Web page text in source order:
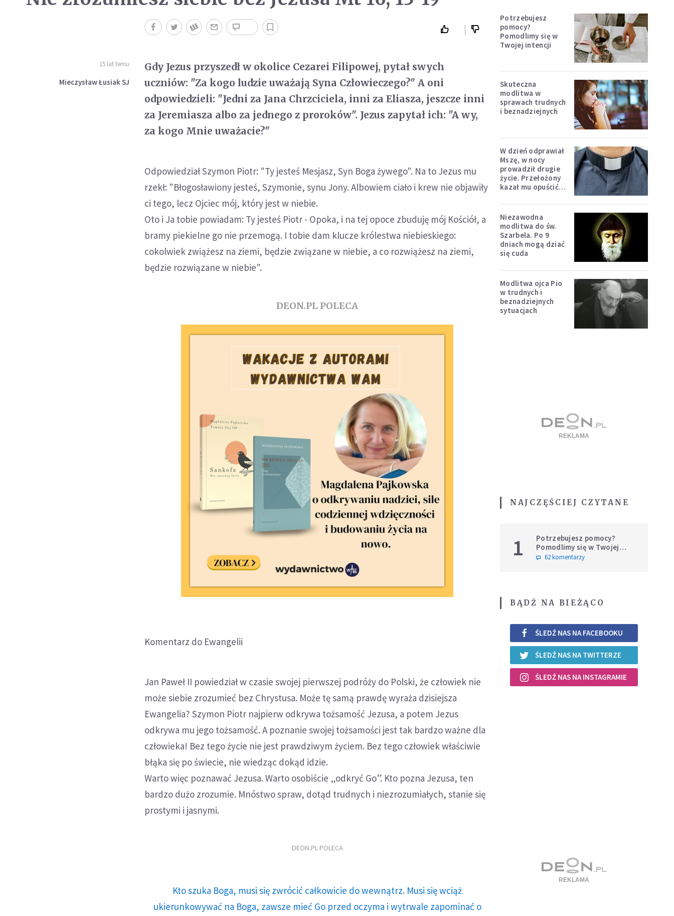
15 lat temu
Mieczysław Łusiak SJ
Gdy Jezus przyszedł w okolice Cezarei Filipowej, pytał swych
uczniów: "Za kogo ludzie uważają Syna Człowieczego?" A oni
odpowiedzieli: "Jedni za Jana Chrzciciela, inni za Eliasza, jeszcze inni
za Jeremiasza albo za jednego z proroków". Jezus zapytał ich: "A wy,
za kogo Mnie uważacie?"
Odpowiedział Szymon Piotr: "Ty jesteś Mesjasz, Syn Boga żywego". Na to Jezus mu
rzekł: "Błogosławiony jesteś, Szymonie, synu Jony. Albowiem ciało i krew nie objawiły
ci tego, lecz Ojciec mój, który jest w niebie.
Oto i Ja tobie powiadam: Ty jesteś Piotr - Opoka, i na tej opoce zbuduję mój Kościół, a
bramy piekielne go nie przemogą. I tobie dam klucze królestwa niebieskiego:
cokolwiek zwiążesz na ziemi, będzie związane w niebie, a co rozwiążesz na ziemi,
będzie rozwiązane w niebie".
DEON.PL POLECA
Komentarz do Ewangelii
Jan Paweł II powiedział w czasie swojej pierwszej podróży do Polski, że człowiek nie
może siebie zrozumieć bez Chrystusa. Może tę samą prawdę wyraża dzisiejsza
Ewangelia? Szymon Piotr najpierw odkrywa tożsamość Jezusa, a potem Jezus
odkrywa mu jego tożsamość. A poznanie swojej tożsamości jest tak bardzo ważne dla
człowieka! Bez tego życie nie jest prawdziwym życiem. Bez tego człowiek właściwie
błąka się po świecie, nie wiedząc dokąd idzie.
Warto więc poznawać Jezusa. Warto osobiście „odkryć Go”. Kto pozna Jezusa, ten
bardzo dużo zrozumie. Mnóstwo spraw, dotąd trudnych i niezrozumiałych, stanie się
prostymi i jasnymi.
DEON.PL POLECA
Kto szuka Boga, musi się zwrócić całkowicie do wewnątrz. Musi się wciąż
ukierunkowywać na Boga, zawsze mieć Go przed oczyma i wytrwale zapominać o
Potrzebujesz
pomocy?
Pomodlimy się w
Twojej intencji
Skuteczna
modlitwa w
sprawach trudnych
i beznadziejnych
W dzień odprawiał
Mszę, w nocy
prowadził drugie
życie. Przełożony
kazał mu opuścić
Niezawodna
modlitwa do św.
Szarbela. Po 9
dniach mogą dziać
się cuda
Modlitwa ojca Pio
w trudnych i
beznadziejnych
sytuacjach
NAJCZĘŚCIEJ CZYTANE
1
Potrzebujesz pomocy?
Pomodlimy się w Twojej
intencji
62 komentarzy
BĄDŹ NA BIEŻĄCO
ŚLEDŹ NAS NA FACEBOOKU
ŚLEDŹ NAS NA TWITTERZE
ŚLEDŹ NAS NA INSTAGRAMIE